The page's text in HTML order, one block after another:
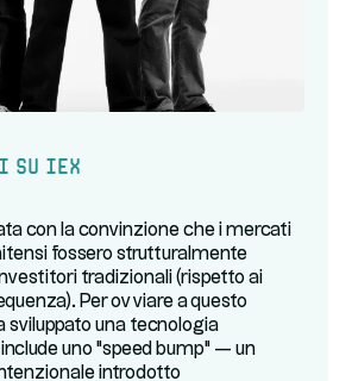
su IEX
con la convinzione che i mercati
fossero strutturalmente
tradizionali (rispetto ai
Per ovviare a questo
sviluppato una tecnologia
uno "speed bump" — un
introdotto